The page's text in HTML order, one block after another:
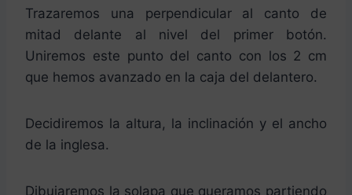
Trazaremos una perpendicular al canto de
mitad delante al nivel del primer botón.
Uniremos este punto del canto con los 2 cm
que hemos avanzado en la caja del delantero.
Decidiremos la altura, la inclinación y el ancho
de la inglesa.
Dibujaremos la solapa que queramos partiendo